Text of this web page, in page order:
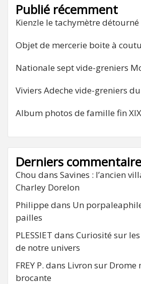
Publié récemment
Kienzle le tachymètre
Objet de mercerie boite à
Nationale sept vide-greniers
Viviers Adeche vide-greniers
Album photos de famille fin
Derniers
Chou dans Savines : l’ancien
Charley Dorelon
Philippe dans Un
pailles
PLESSIET dans Curiosité sur
de notre univers
FREY P. dans Livron sur Drome
brocante